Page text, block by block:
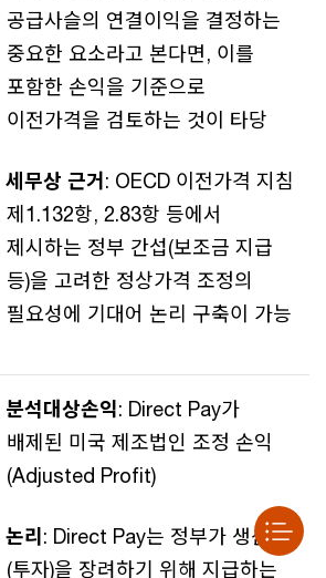
공급사슬의 연결이익을 결정하는
중요한 요소라고 본다면, 이를
포함한 손익을 기준으로
이전가격을 검토하는 것이 타당
세무상 근거 : OECD 이전가격 지침
제1.132항, 2.83항 등에서
제시하는 정부 간섭(보조금 지급
등)을 고려한 정상가격 조정의
필요성에 기대어 논리 구축이 가능
분석대상손익: Direct Pay가
배제된 미국 제조법인 조정 손익
(Adjusted Profit)
논리 : Direct Pay는 정부가 생산
(투자)을 장려하기 위해 지급하는